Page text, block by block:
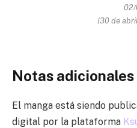
(30 de
Notas adicionales
El manga está siendo
digital por la plataforma